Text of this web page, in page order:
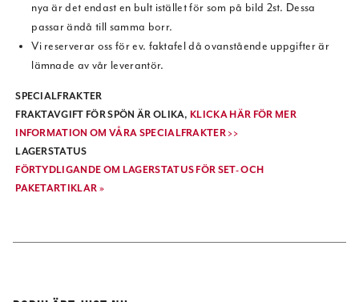
nya är det endast en bult istället för som på bild 2st. Dessa
passar ändå till samma borr.
Vi reserverar oss för ev. faktafel då ovanstående uppgifter är
lämnade av vår leverantör.
SPECIALFRAKTER
FRAKTAVGIFT FÖR SPÖN ÄR OLIKA, KLICKA HÄR FÖR MER
INFORMATION OM VÅRA SPECIALFRAKTER >>
LAGERSTATUS
FÖRTYDLIGANDE OM LAGERSTATUS FÖR SET- OCH
PAKETARTIKLAR »